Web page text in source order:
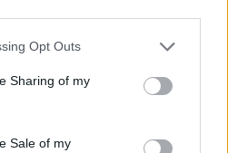
en cuenta que algún
usted tiene el derecho de
Sus preferencias se aplicarán
de nuevo en este sitio web o
Opt Outs
Sharing of my
Sale of my